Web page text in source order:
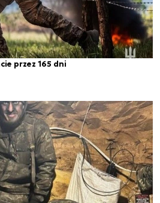
przez 165 dni